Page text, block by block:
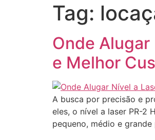
Tag:
Onde Alugar
e Melhor
A busca por precisão e
eles, o nível a laser PR-2
pequeno, médio e